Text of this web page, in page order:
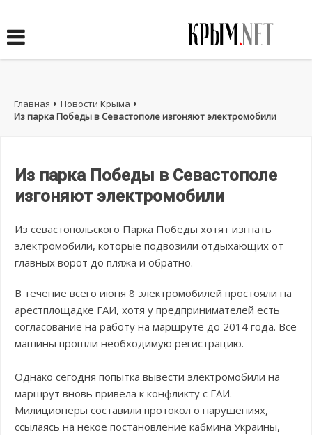
Главная
Новости Крыма
Из парка Победы в Севастополе изгоняют электромобили
Из парка Победы в Севастополе
изгоняют электромобили
Из севастопольского Парка Победы хотят изгнать
электромобили, которые подвозили отдыхающих от
главных ворот до пляжа и обратно.
В течение всего июня 8 электромобилей простояли на
арестплощадке ГАИ, хотя у предпринимателей есть
согласование на работу на маршруте до 2014 года. Все
машины прошли необходимую регистрацию.
Однако сегодня попытка вывести электромобили на
маршрут вновь привела к конфликту с ГАИ.
Милиционеры составили протокол о нарушениях,
ссылаясь на некое постановление кабмина Украины,